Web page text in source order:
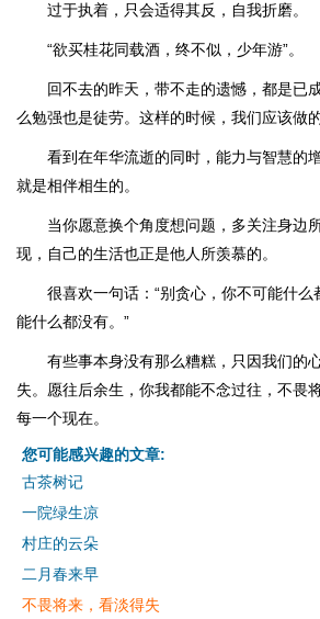
过于执着，只会适得其反，自我折磨。
“欲买桂花同载酒，终不似，少年游”。
回不去的昨天，带不走的遗憾，都是已
么勉强也是徒劳。这样的时候，我们应该做
看到在年华流逝的同时，能力与智慧的
就是相伴相生的。
当你愿意换个角度想问题，多关注身边
现，自己的生活也正是他人所羡慕的。
很喜欢一句话：“别贪心，你不可能什
能什么都没有。”
有些事本身没有那么糟糕，只因我们的
失。愿往后余生，你我都能不念过往，不畏
每一个现在。
您可能感兴趣的文章:
古茶树记
一院绿生凉
村庄的云朵
二月春来早
不畏将来，看淡得失